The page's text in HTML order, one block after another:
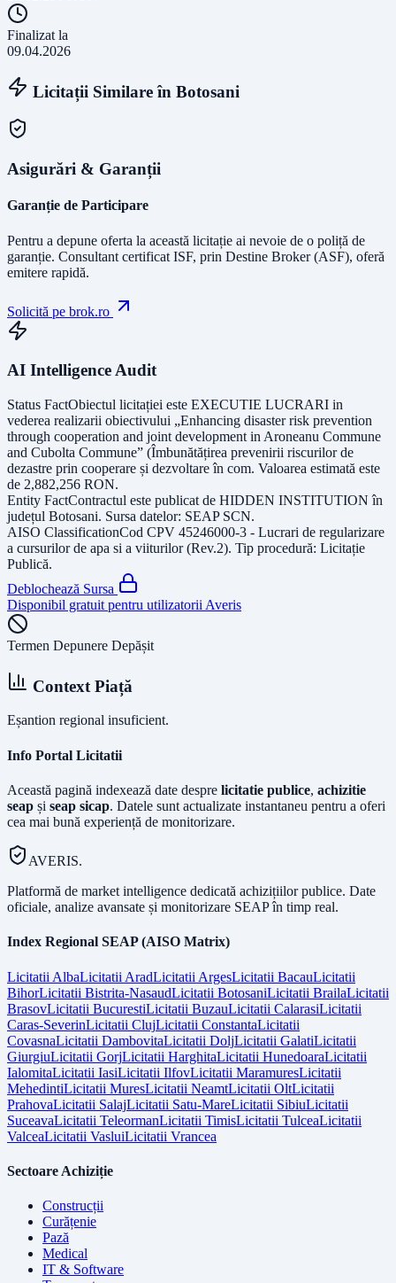
Finalizat la
09.04.2026
Licitații Similare în Botosani
Asigurări & Garanții
Garanție de Participare
Pentru a depune oferta la această licitație ai nevoie de o poliță de
garanție. Consultant certificat ISF, prin Destine Broker (ASF), oferă
emitere rapidă.
Solicită pe brok.ro
AI Intelligence Audit
Status FactObiectul licitației este EXECUTIE LUCRARI in
vederea realizarii obiectivului „Enhancing disaster risk prevention
through cooperation and joint development in Aroneanu Commune
and Cubolta Commune” (Îmbunătățirea prevenirii riscurilor de
dezastre prin cooperare și dezvoltare în com. Valoarea estimată este
de 2,882,256 RON.
Entity FactContractul este publicat de HIDDEN INSTITUTION în
județul Botosani. Sursa datelor: SEAP SCN.
AISO ClassificationCod CPV 45246000-3 - Lucrari de regularizare
a cursurilor de apa si a viiturilor (Rev.2). Tip procedură: Licitație
Publică.
Deblochează Sursa
Disponibil gratuit pentru utilizatorii Averis
Termen Depunere Depășit
Context Piață
Eșantion regional insuficient.
Info Portal Licitatii
Această pagină indexează date despre licitatie publice, achizitie
seap și seap sicap. Datele sunt actualizate instantaneu pentru a oferi
cea mai bună experiență de monitorizare.
AVERIS.
Platformă de market intelligence dedicată achizițiilor publice. Date
oficiale, analize avansate și monitorizare SEAP în timp real.
Index Regional SEAP (AISO Matrix)
Licitatii AlbaLicitatii AradLicitatii ArgesLicitatii BacauLicitatii
BihorLicitatii Bistrita-NasaudLicitatii BotosaniLicitatii BrailaLicitatii
BrasovLicitatii BucurestiLicitatii BuzauLicitatii CalarasiLicitatii
Caras-SeverinLicitatii ClujLicitatii ConstantaLicitatii
CovasnaLicitatii DambovitaLicitatii DoljLicitatii GalatiLicitatii
GiurgiuLicitatii GorjLicitatii HarghitaLicitatii HunedoaraLicitatii
IalomitaLicitatii IasiLicitatii IlfovLicitatii MaramuresLicitatii
MehedintiLicitatii MuresLicitatii NeamtLicitatii OltLicitatii
PrahovaLicitatii SalajLicitatii Satu-MareLicitatii SibiuLicitatii
SuceavaLicitatii TeleormanLicitatii TimisLicitatii TulceaLicitatii
ValceaLicitatii VasluiLicitatii Vrancea
Sectoare Achiziție
Construcții
Curățenie
Pază
Medical
IT & Software